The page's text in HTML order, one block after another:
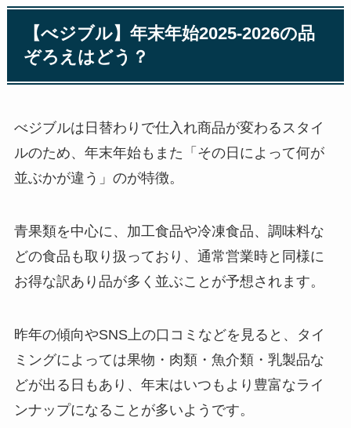
【べジブル】年末年始2025-2026の品
ぞろえはどう？
べジブルは日替わりで仕入れ商品が変わるスタイ
ルのため、年末年始もまた「その日によって何が
並ぶかが違う」のが特徴。
青果類を中心に、加工食品や冷凍食品、調味料な
どの食品も取り扱っており、通常営業時と同様に
お得な訳あり品が多く並ぶことが予想されます。
昨年の傾向やSNS上の口コミなどを見ると、タイ
ミングによっては果物・肉類・魚介類・乳製品な
どが出る日もあり、年末はいつもより豊富なライ
ンナップになることが多いようです。